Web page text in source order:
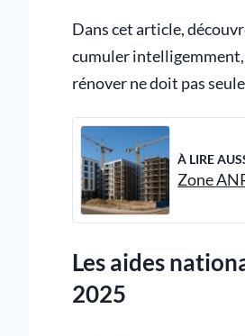
Dans cet article,
cumuler intelligemment,
rénover ne doit pas
À LIRE
Zone
Les aides
2025